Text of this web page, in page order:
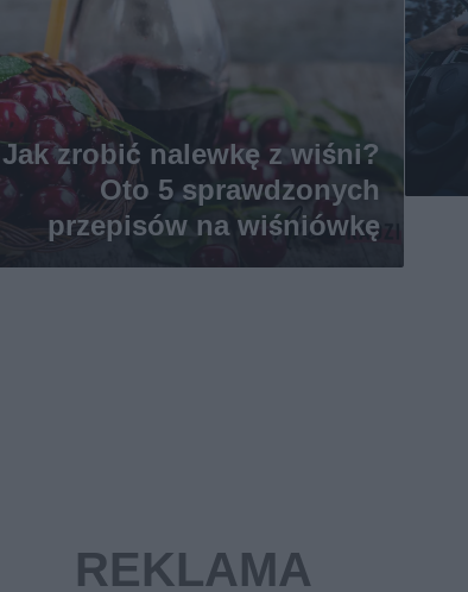
Jak zrobić nalewkę z wiśni?
Oto 5 sprawdzonych
przepisów na wiśniówkę